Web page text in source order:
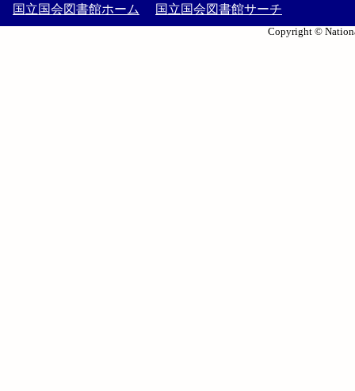
国立国会図書館ホーム 国立国会図書館サーチ
Copyright ©